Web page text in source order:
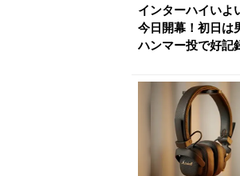
インターハイいよ
今日開幕！初日は
ハンマー投で好記